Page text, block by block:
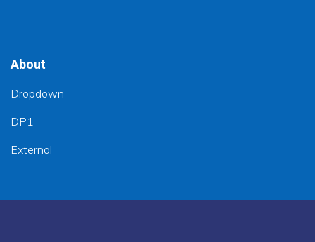
About
Dropdown
DP1
External